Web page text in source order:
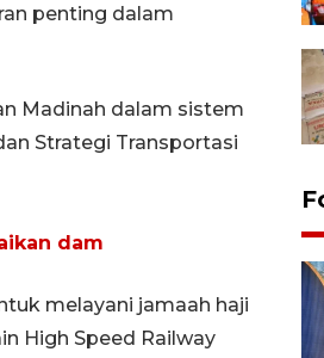
penting dalam
Madinah dalam sistem
Strategi Transportasi
dam
melayani jamaah haji
High Speed Railway